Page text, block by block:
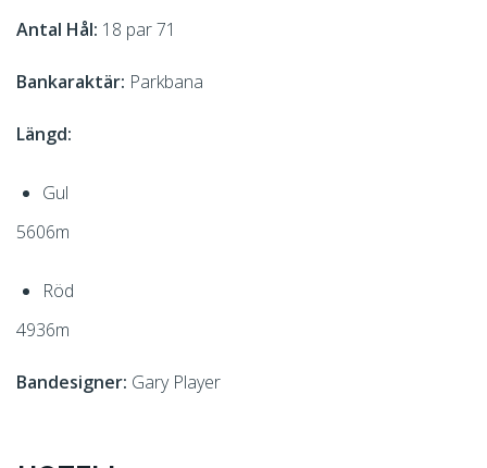
Antal Hål: 18 par 71
Bankaraktär: Parkbana
Längd:
Gul
5606m
Röd
4936m
Bandesigner: Gary Player